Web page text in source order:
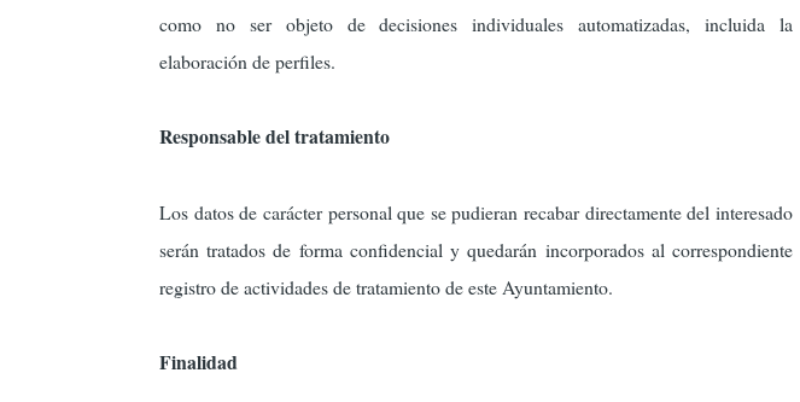
como no ser objeto de decisiones individuales automatizadas, incluida la
elaboración de perfiles.
Responsable del tratamiento
Los datos de carácter personal que se pudieran recabar directamente del interesado
serán tratados de forma confidencial y quedarán incorporados al correspondiente
registro de actividades de tratamiento de este Ayuntamiento.
Finalidad